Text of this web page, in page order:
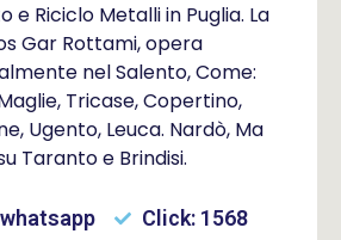
e Riciclo Metalli in Puglia. La
Gar Rottami, opera
nel Salento, Come:
Tricase, Copertino,
Ugento, Leuca. Nardò, Ma
Taranto e Brindisi.
whatsapp Click: 1568